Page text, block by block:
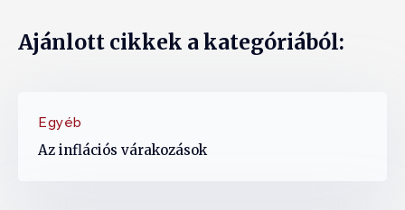
Ajánlott cikkek a kategóriából:
Egyéb
Az inflációs várakozások